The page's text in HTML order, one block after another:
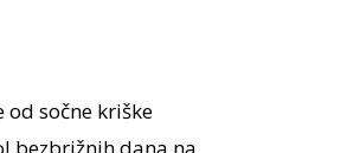
sočne kriške